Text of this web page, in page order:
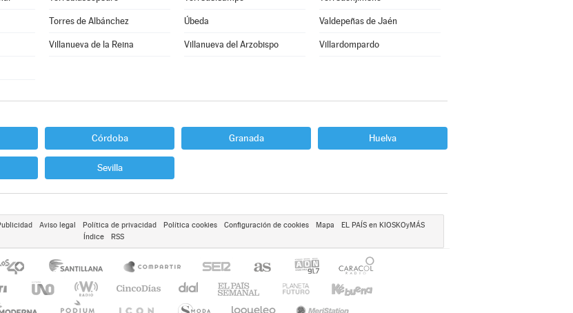
Torres de Albánchez Úbeda Valdepeñas de Jaén
Villanueva de la Reina Villanueva del Arzobispo Villardompardo
Córdoba Granada Huelva
Sevilla
Aviso legal Política de privacidad Política cookies Configuración de cookies Mapa
EL PAÍS en KIOSKOyMÁS
Índice
RSS